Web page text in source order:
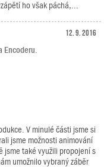
ho však páchá,...
12. 9. 2016
Encoderu.
V minulé části jsme si
jsme možnosti animování
jsme také využili propojení s
umožnilo vybraný záběr